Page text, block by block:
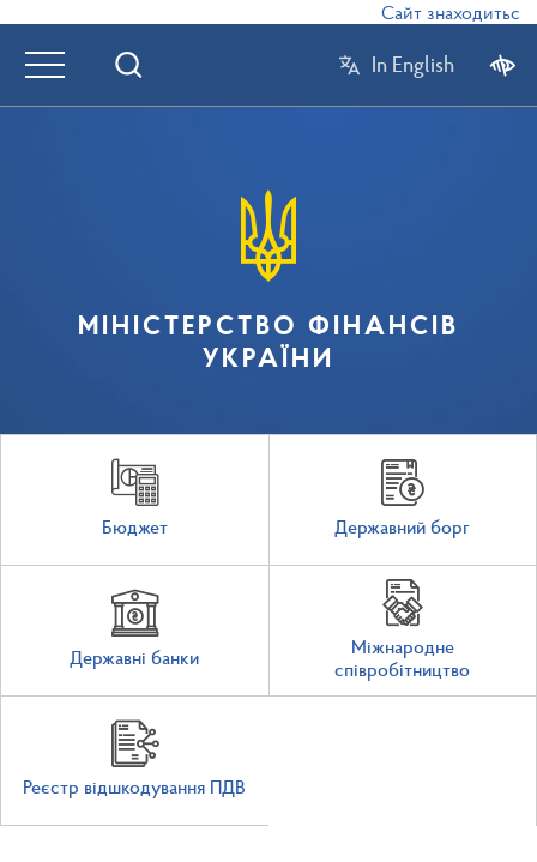
Сайт знаходиться
In English
МІНІСТЕРСТВО ФІНАНСІВ
УКРАЇНИ
Бюджет Державний борг
Державні банки
Міжнародне
співробітництво
Реєстр відшкодування ПДВ